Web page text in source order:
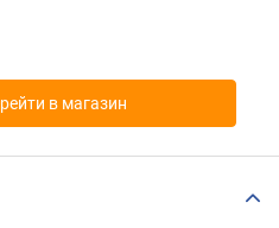
в магазин